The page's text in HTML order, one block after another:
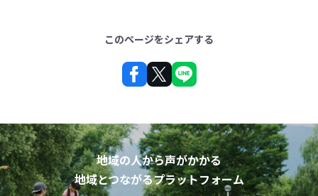
このページをシェアする
地域の人から声がかかる
地域とつながるプラットフォーム